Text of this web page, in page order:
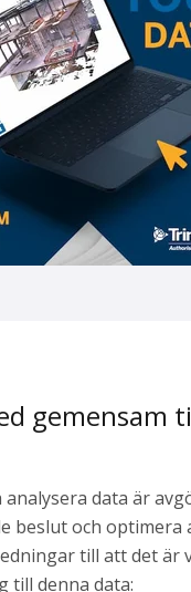
gemensam
analysera data är
beslut och optimera
till att det är
till denna data: